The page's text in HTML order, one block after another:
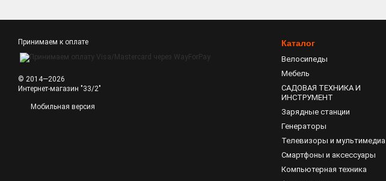
Принимаем к оплате
© 2014—2026
Интернет-магазин "33/2"
Мобильная версия
Каталог
Велосипеды
Мебель
САДОВАЯ ТЕХНИКА И
ИНСТРУМЕНТ
Зарядные станции
Генераторы
Телевизоры и мультимедиа
Смартфоны и аксессуары
Компьютерная техника